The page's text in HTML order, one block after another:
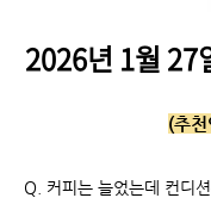
2026년 1월 27
(추
Q. 커피는 늘었는데 컨디